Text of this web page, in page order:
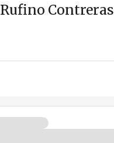
Rufino Contreras